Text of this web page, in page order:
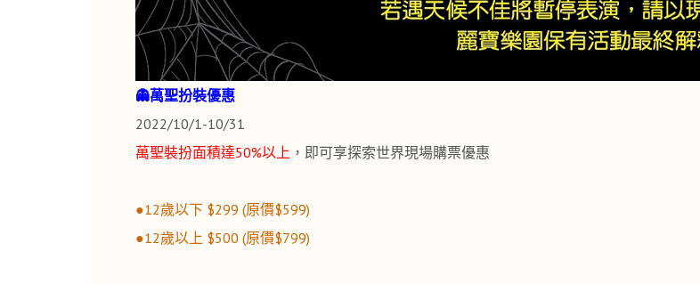
👻萬聖扮裝優惠
2022/10/1-10/31
萬聖裝扮面積達50%以上 ，即可享探索世界現場購票優惠
●12歲以下 $299 (原價$599)
●12歲以上 $500 (原價$799)